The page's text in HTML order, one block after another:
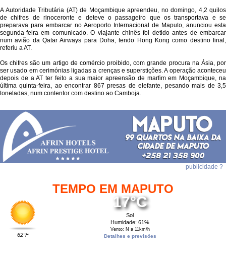
A Autoridade Tributária (AT) de Moçambique apreendeu, no domingo, 4,2 quilos
de chifres de rinoceronte e deteve o passageiro que os transportava e se
preparava para embarcar no Aeroporto Internacional de Maputo, anunciou esta
segunda-feira em comunicado. O viajante chinês foi detido antes de embarcar
num avião da Qatar Airways para Doha, tendo Hong Kong como destino final,
referiu a AT.
Os chifres são um artigo de comércio proibido, com grande procura na Ásia, por
ser usado em cerimónias ligadas a crenças e superstições. A operação aconteceu
depois de a AT ter feito a sua maior apreensão de marfim em Moçambique, na
última quinta-feira, ao encontrar 867 presas de elefante, pesando mais de 3,5
toneladas, num contentor com destino ao Camboja.
publicidade ?
TEMPO EM MAPUTO
62°F
17°C
Sol
Humidade: 61%
Vento: N a 11km/h
Detalhes e previsões